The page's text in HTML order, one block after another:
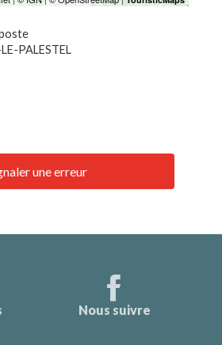
PALESTEL
une erreur
Nous suivre